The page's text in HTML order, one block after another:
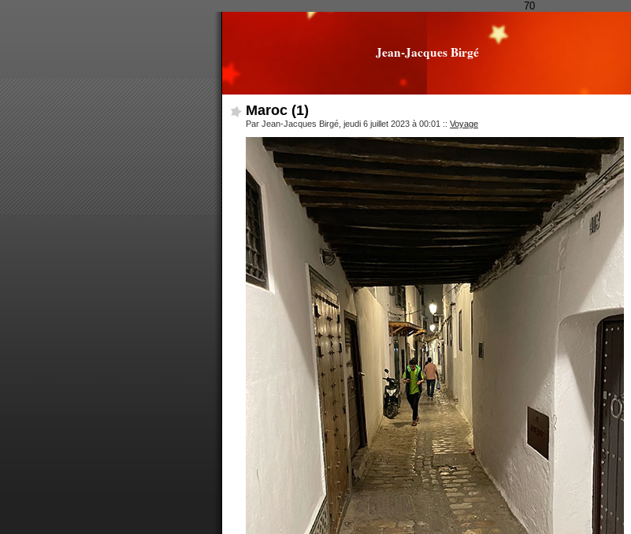
70
Jean-Jacques Birgé
Maroc (1)
Par Jean-Jacques Birgé, jeudi 6 juillet 2023 à 00:01 :: Voyage